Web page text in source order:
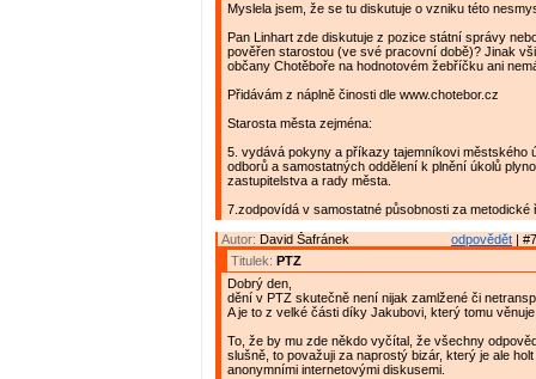
Myslela jsem, že se tu diskutuje o vzniku této
Pan Linhart zde diskutuje z pozice státní správy
pověřen starostou (ve své pracovní době)? Jinak
občany Chotěboře na hodnotovém žebříčku ani
Přidávám z náplně činosti dle www.chotebor.cz
Starosta města zejména:
5. vydává pokyny a příkazy tajemníkovi městského
odborů a samostatných oddělení k plnění úkolů
zastupitelstva a rady města.
7.zodpovídá v samostatné působnosti za metodické
odpovědět |
Autor: David Šafránek
Titulek: PTZ
Dobrý den,
dění v PTZ skutečně není nijak zamlžené či
A je to z velké části díky Jakubovi, který tomu
To, že by mu zde někdo vyčítal, že všechny
slušně, to považuji za naprostý bizár, který je ale
anonymními internetovými diskusemi.